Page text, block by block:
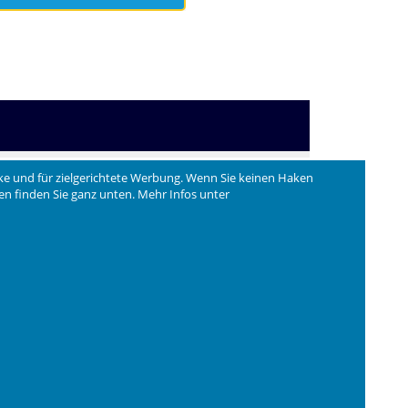
und für zielgerichtete Werbung. Wenn Sie keinen Haken
finden Sie ganz unten. Mehr Infos unter
erprobt, spülmaschinenfest.